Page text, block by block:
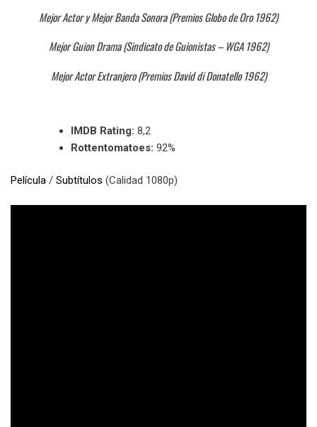
Mejor Actor y Mejor Banda Sonora (Premios Globo de Oro 1962)
Mejor Guion Drama (Sindicato de Guionistas – WGA 1962)
Mejor Actor Extranjero (Premios David di Donatello 1962)
IMDB Rating: 8,2
Rottentomatoes: 92%
Película / Subtítulos (Calidad 1080p)